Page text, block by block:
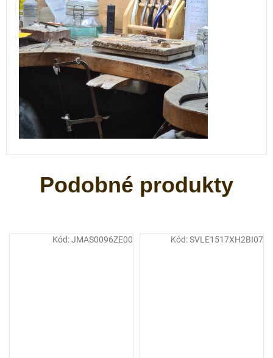
Kód:JMAS0096ZE00 Kód:SVLE1517XH2BI07